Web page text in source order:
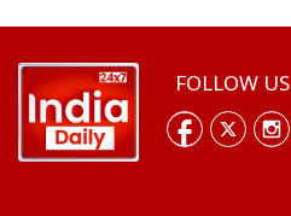
FOLLOW